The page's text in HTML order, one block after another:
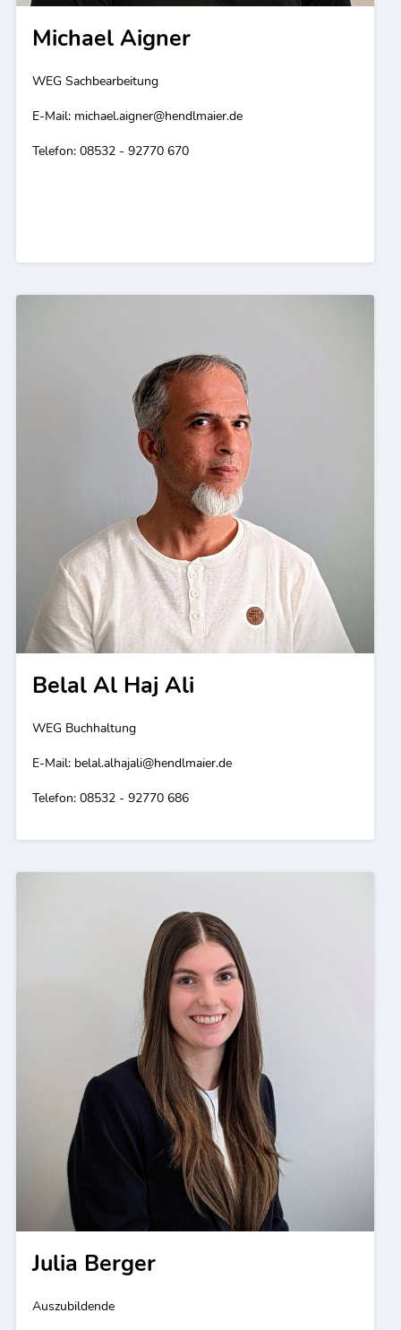
Michael Aigner
WEG Sachbearbeitung
E-Mail: michael.aigner@hendlmaier.de
Telefon: 08532 - 92770 670
Belal Al Haj Ali
WEG Buchhaltung
E-Mail: belal.alhajali@hendlmaier.de
Telefon: 08532 - 92770 686
Julia Berger
Auszubildende